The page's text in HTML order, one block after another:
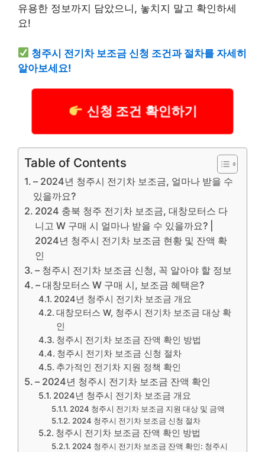
유용한 정보까지 담았으니, 놓치지 말고 확인하세
요!
청주시 전기차 보조금 신청 조건과 절차를 자세히
알아보세요!
신청 조건 확인하기
Table of Contents
– 2024년 청주시 전기차 보조금, 얼마나 받을 수
있을까요?
2024 충북 청주 전기차 보조금, 대창모터스 다
니고 W 구매 시 얼마나 받을 수 있을까요? |
2024년 청주시 전기차 보조금 현황 및 잔액 확
인
– 청주시 전기차 보조금 신청, 꼭 알아야 할 정보
– 대창모터스 W 구매 시, 보조금 혜택은?
2024년 청주시 전기차 보조금 개요
대창모터스 W, 청주시 전기차 보조금 대상 확
인
청주시 전기차 보조금 잔액 확인 방법
청주시 전기차 보조금 신청 절차
추가적인 전기차 지원 정책 확인
– 2024년 청주시 전기차 보조금 잔액 확인
2024년 청주시 전기차 보조금 개요
2024 청주시 전기차 보조금 지원 대상 및 금액
2024 청주시 전기차 보조금 신청 절차
청주시 전기차 보조금 잔액 확인 방법
2024 청주시 전기차 보조금 잔액 확인: 청주시